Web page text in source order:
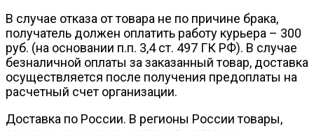
В случае отказа от товара не по причине брака,
получатель должен оплатить работу курьера – 300
руб. (на основании п.п. 3,4 ст. 497 ГК РФ). В случае
безналичной оплаты за заказанный товар, доставка
осуществляется после получения предоплаты на
расчетный счет организации.
Доставка по России. В регионы России товары,